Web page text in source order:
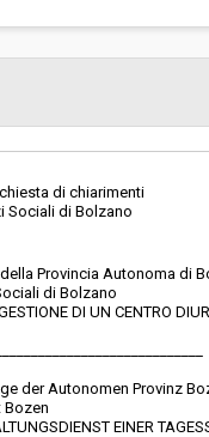
di chiarimenti
Sociali di Bolzano
Provincia Autonoma di
di Bolzano
DI UN CENTRO
der Autonomen Provinz
Bozen
EINER